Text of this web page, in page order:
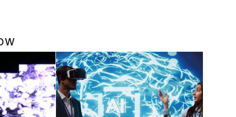
seg ut
En AI-ekspert
forklarer AI: Hva du